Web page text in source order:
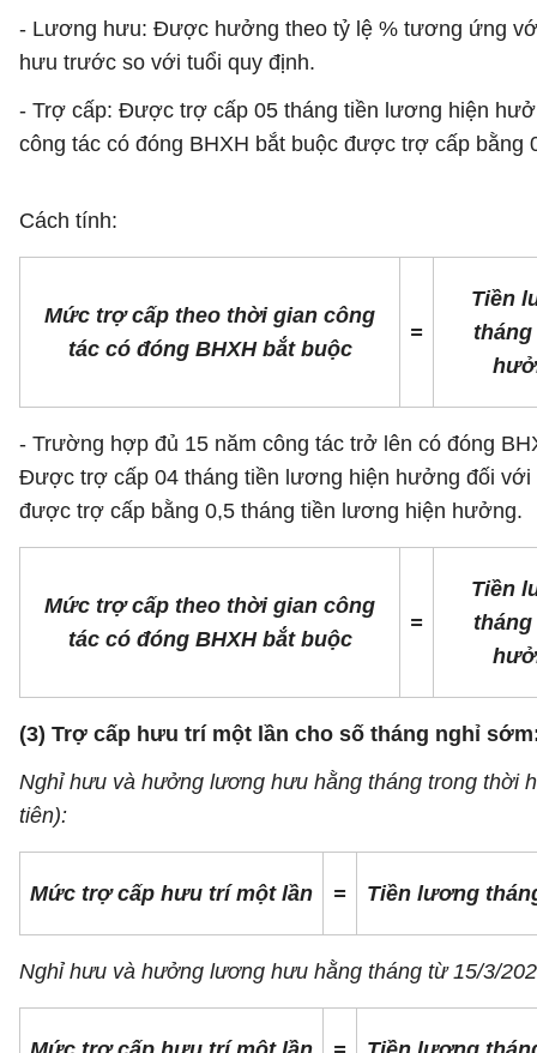
- Lương hưu: Được hưởng theo tỷ lệ % tương ứng
hưu trước so với tuổi quy định.
- Trợ cấp: Được trợ cấp 05 tháng tiền lương hiện
công tác có đóng BHXH bắt buộc được trợ cấp
Cách tính:
Mức trợ cấp theo thời gian công
tác có đóng BHXH bắt buộc
=
Tiền
tháng
- Trường hợp đủ 15 năm công tác trở lên có đóng
Được trợ cấp 04 tháng tiền lương hiện hưởng đối với
được trợ cấp bằng 0,5 tháng tiền lương hiện hưởng.
Mức trợ cấp theo thời gian công
tác có đóng BHXH bắt buộc
=
Tiền
tháng
(3) Trợ cấp hưu trí một lần cho số tháng nghỉ
Nghỉ hưu và hưởng lương hưu hằng tháng trong thời
tiên):
Mức trợ cấp hưu trí một lần = Tiền lương
Nghỉ hưu và hưởng lương hưu hằng tháng từ 15/3/